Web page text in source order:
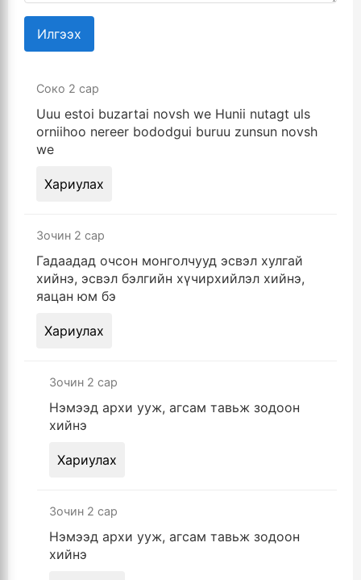
Илгээх
Соко 2 сар
Uuu estoi buzartai novsh we Hunii nutagt uls
orniihoo nereer bododgui buruu zunsun novsh
we
Хариулах
Зочин 2 сар
Гадаадад очсон монголчууд эсвэл хулгай
хийнэ, эсвэл бэлгийн хүчирхийлэл хийнэ,
яацан юм бэ
Хариулах
Зочин 2 сар
Нэмээд архи ууж, агсам тавьж зодоон
хийнэ
Хариулах
Зочин 2 сар
Нэмээд архи ууж, агсам тавьж зодоон
хийнэ